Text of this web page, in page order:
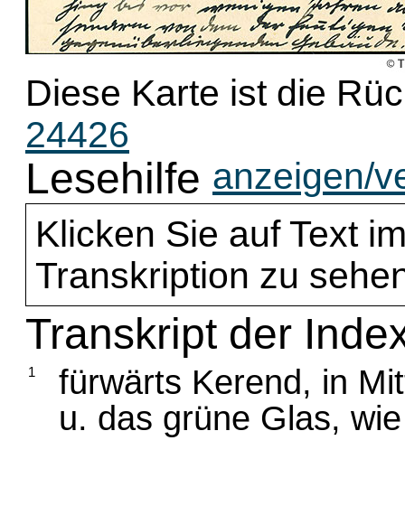
Diese Karte ist die
24426
Lesehilfe anzeigen/
Klicken Sie auf Text
Transkription zu
Transkript der
1
fürwärts Kerend, in
u. das grüne Glas,